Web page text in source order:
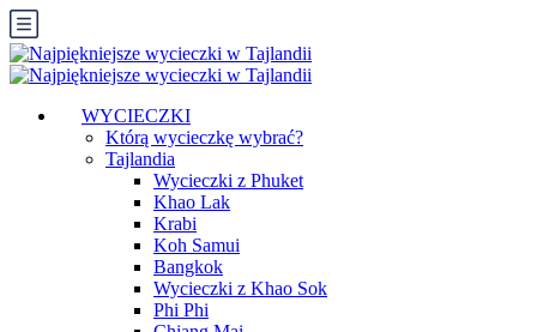
WYCIECZKI
Którą wycieczkę wybrać?
Tajlandia
Wycieczki z Phuket
Khao Lak
Krabi
Koh Samui
Bangkok
Wycieczki z Khao Sok
Phi Phi